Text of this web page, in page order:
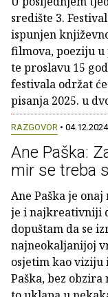
središte 3.
ispunjen
filmova, poeziju
te proslavu 15
festivala održat
pisanja 2025. u
RAZGOVOR •
Ane Paška:
mir se treba
Ane Paška je
je i najkreativniji
dopuštam da se
najneokaljanijoj
osjetim kao viziju
Paška, bez obzira